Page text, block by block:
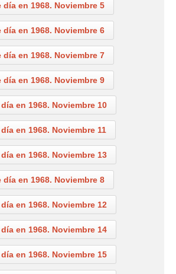
día en 1968. Noviembre 5
día en 1968. Noviembre 6
día en 1968. Noviembre 7
día en 1968. Noviembre 9
en 1968. Noviembre 10
en 1968. Noviembre 11
en 1968. Noviembre 13
día en 1968. Noviembre 8
en 1968. Noviembre 12
en 1968. Noviembre 14
en 1968. Noviembre 15